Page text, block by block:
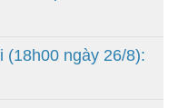
(18h00 ngày 26/8):